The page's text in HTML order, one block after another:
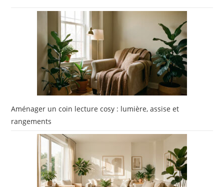
Aménager un coin lecture cosy : lumière, assise et
rangements